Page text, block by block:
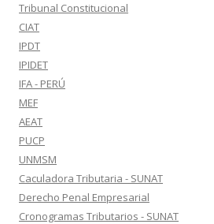
Tribunal Constitucional
CIAT
IPDT
IPIDET
IFA - PERÚ
MEF
AEAT
PUCP
UNMSM
Caculadora Tributaria - SUNAT
Derecho Penal Empresarial
Cronogramas Tributarios - SUNAT